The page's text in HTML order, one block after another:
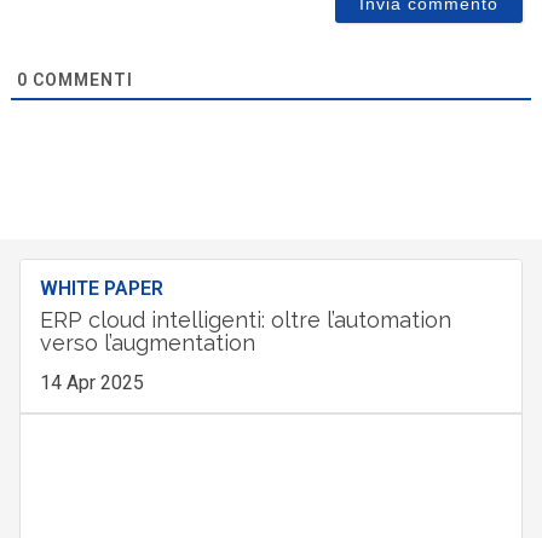
0 COMMENTI
WHITE PAPER
ERP cloud intelligenti: oltre l’automation
verso l’augmentation
14 Apr 2025